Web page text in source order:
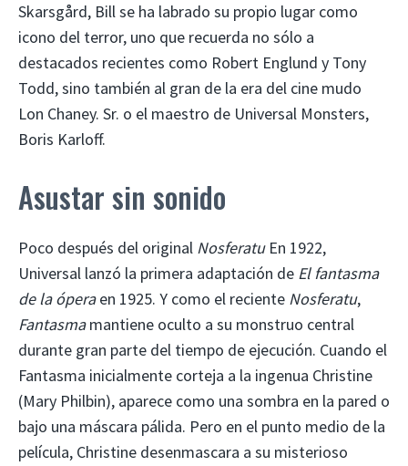
Skarsgård, Bill se ha labrado su propio lugar como
icono del terror, uno que recuerda no sólo a
destacados recientes como Robert Englund y Tony
Todd, sino también al gran de la era del cine mudo
Lon Chaney. Sr. o el maestro de Universal Monsters,
Boris Karloff.
Asustar sin sonido
Poco después del original NosferatuEn 1922,
Universal lanzó la primera adaptación de El fantasma
de la óperaen 1925. Y como el reciente Nosferatu,
Fantasmamantiene oculto a su monstruo central
durante gran parte del tiempo de ejecución. Cuando el
Fantasma inicialmente corteja a la ingenua Christine
(Mary Philbin), aparece como una sombra en la pared o
bajo una máscara pálida. Pero en el punto medio de la
película, Christine desenmascara a su misterioso